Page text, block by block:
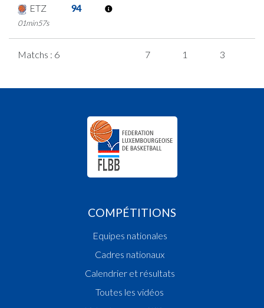
ETZ
94
01min57s
Matchs : 6 7 1 3
COMPÉTITIONS
Equipes nationales
Cadres nationaux
Calendrier et résultats
Toutes les vidéos